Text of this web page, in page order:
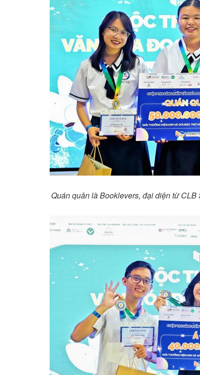
Quán quân là Booklevers, đại diện từ